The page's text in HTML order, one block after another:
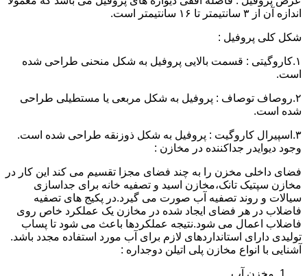
اندازه آن از ۳ سانتیمتر تا ۱۶ سانتیمتر است.
شکل کلی پروفیل :
۱.کاروگیتی : قسمت بالایی پروفیل به شکل منحنی طراحی شده
است.
۲.روصاف توصاف : پروفیل به شکل مربعی یا مستطیلی طراحی
شده است.
۳.اسپیرال کاروگیت : پروفیل به شکل ذوزنقه طراحی شده است.
وجود دیوایدر جداکننده در مخازن :
فضای داخلی مخزن را به چند فضای مجزا تقسیم می کند این کار در
مخازن سپتیک تانک،مخازن اسید و تصفیه خانه برای جداسازی
سیالات و روند تصفیه آب صورت می گیرد.در پکیج های تصفیه
فاضلاب در هر فضای ایجاد شده در مخازن یک عملکرد خاص روی
فاضلاب اعمال می شود.نتیجه عملکردها باعث می شود تا پساب
تولیدی دارای استانداردهای لازم برای آب مورد استفاده مجدد باشد.
آشنایی با انواع مخازن پلی اتیلن دوجداره :
مخزن آب